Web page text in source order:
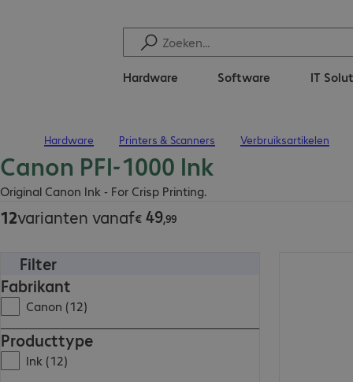
Hardware Software IT
Hardware Printers & Scanners Verbruiksartikelen
Canon PFI-1000 Ink
Original Canon Ink - For Crisp Printing.
12varianten vanaf€ 49,99
€ 49,99
Filter
Fabrikant
Canon (12)
Producttype
Ink (12)